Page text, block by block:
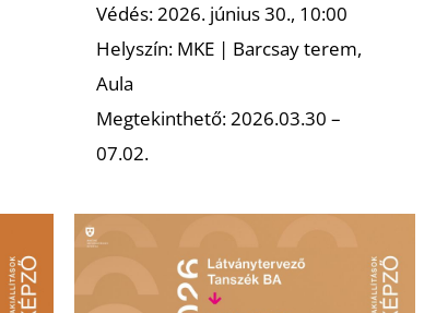
Védés: 2026. június 30., 10:00
Helyszín: MKE | Barcsay terem,
Aula
Megtekinthető: 2026.03.30 –
07.02.